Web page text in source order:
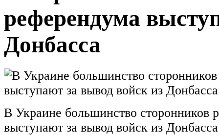
референдума
Донбасса
В Украине большинство сторонников
выступают за вывод войск из Донбасса